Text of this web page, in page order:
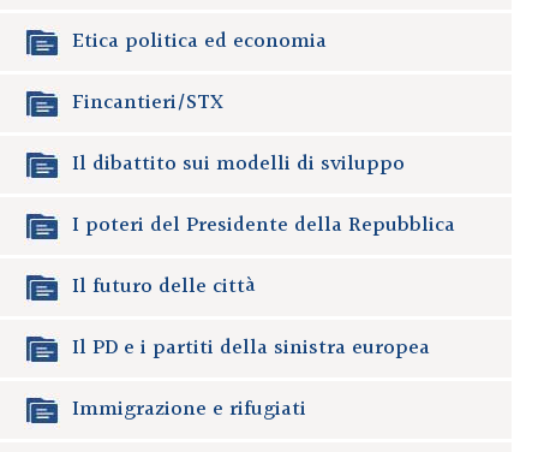
Etica politica ed economia
Fincantieri/STX
Il dibattito sui modelli di sviluppo
I poteri del Presidente della Repubblica
Il futuro delle città
Il PD e i partiti della sinistra europea
Immigrazione e rifugiati